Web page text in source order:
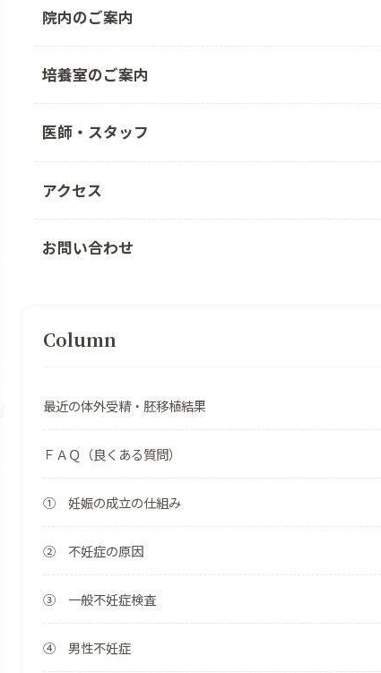
院内のご案内
培養室のご案内
医師・スタッフ
アクセス
お問い合わせ
Column
最近の体外受精・胚移植結果
ＦＡＱ（良くある質問）
① 妊娠の成立の仕組み
② 不妊症の原因
③ 一般不妊症検査
④ 男性不妊症
②
③
④
⑤